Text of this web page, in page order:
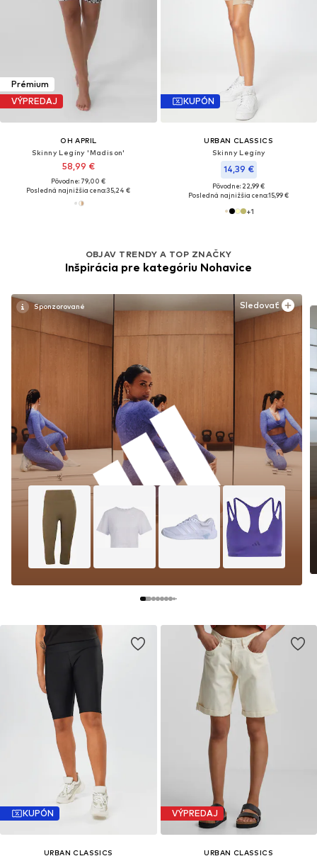
Prémium
VÝPREDAJ
OH APRIL
Skinny Legíny 'Madison'
58,99 €
Pôvodne: 79,00 €
Posledná najnižšia cena:35,24 €
KUPÓN
URBAN CLASSICS
Skinny Legíny
14,39 €
Pôvodne: 22,99 €
Posledná najnižšia cena:15,99 €
+1
KUPÓN
URBAN CLASSICS
OBJAV TRENDY A TOP ZNAČKY
Inšpirácia pre kategóriu Nohavice
Sledovať
VÝPREDAJ
URBAN CLASSICS